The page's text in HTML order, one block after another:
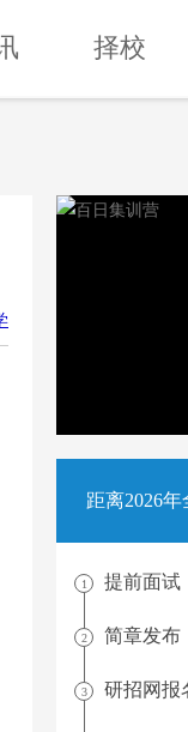
择校
距离2026
1 提前面试
2 简章发布
3 研招网报